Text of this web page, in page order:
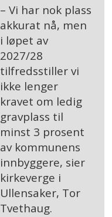
– Vi har nok plass
akkurat nå, men
i løpet av
2027/28
tilfredsstiller vi
ikke lenger
kravet om ledig
gravplass til
minst 3 prosent
av kommunens
innbyggere, sier
kirkeverge i
Ullensaker, Tor
Tvethaug.